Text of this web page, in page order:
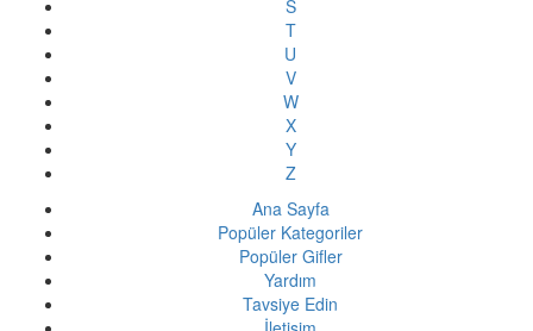
S
T
U
V
W
X
Y
Z
Ana Sayfa
Popüler Kategoriler
Popüler Gifler
Yardım
Tavsiye Edin